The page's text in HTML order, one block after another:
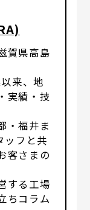
賀県高島
来、地
実績・技
・福井ま
ッフと共
客さまの
する工場
ちコラム